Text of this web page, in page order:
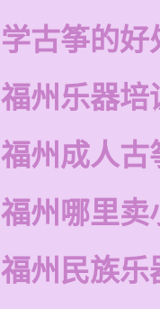
学古筝的好
福州乐器培
福州成人古
福州哪里卖
福州民族乐